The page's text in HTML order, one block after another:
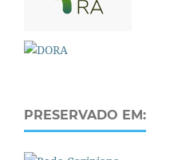
PRESERVADO EM: